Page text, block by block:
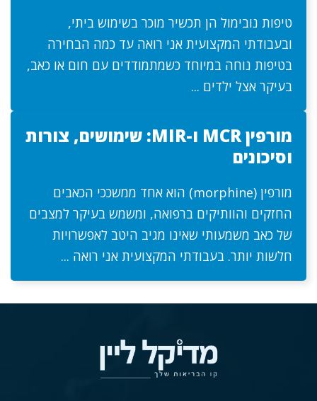
טיפות נובימול הן תכשיר מוכר בשימוש ביתי,
ובעבודתי המקצועית אני רואה עד כמה הבחירה
בטיפות נוחה במיוחד כשמתמודדים עם חום או כאב,
בעיקר אצל ילדים ...
מורפין MCR ו-MIR: שימושים, צורות
וסיכונים
מורפין (morphine) הוא אחד ממשככי הכאבים
החזקים והוותיקים ברפואה, ומשמש בעיקר למצבים
של כאב משמעותי שאינו מגיב היטב לאפשרויות
חלשות יותר. בעבודתי המקצועית אני רואה ...